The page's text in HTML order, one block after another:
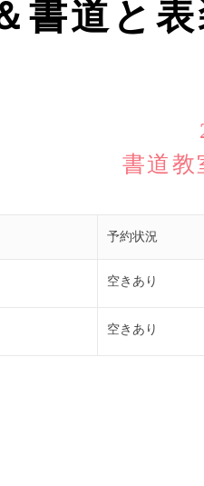
書道と
書道教
予約状況
空きあり
空きあり